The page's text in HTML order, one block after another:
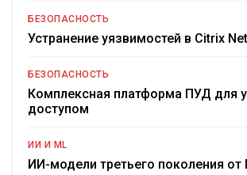
БЕЗОПАСНОСТЬ
Устранение уязвимостей в Citrix
БЕЗОПАСНОСТЬ
Комплексная платформа ПУД для
доступом
ИИ И ML
ИИ-модели третьего поколения от